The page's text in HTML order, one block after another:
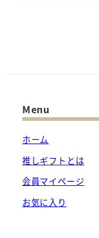
Menu
ホーム
推しギフトとは
会員マイページ
お気に入り